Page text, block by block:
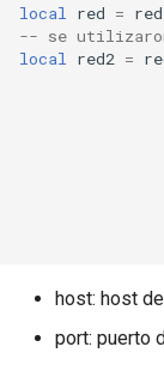
js-challenge
keyval
label
local red =
-- se
local
red2 =
host: host
port: puerto